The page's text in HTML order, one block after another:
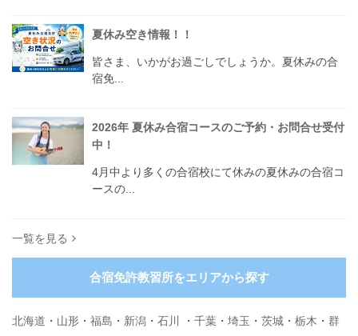
夏休み空き情報！！
皆さま、いかがお過ごしでしょうか。夏休みの合
宿免...
2026年 夏休み合宿コースのご予約・お問合せ受付
中！
4月中より多くの合宿校にて休みの夏休みの合宿コ
ースの...
一覧を見る
合宿免許教習所をエリアから探す
北海道 ・ 山形 ・ 福島 ・ 新潟 ・ 石川 ・ 千葉 ・ 埼玉 ・ 茨城 ・ 栃木 ・ 群